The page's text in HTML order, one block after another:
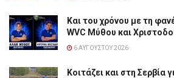
Και του χρόνου με τη
WVC Μύθου και
6 ΑΥΓΟΎΣΤΟΥ 2026
Κοιτάζει και στη Σερβία